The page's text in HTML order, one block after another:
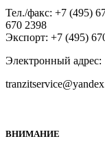
Тел./факс: +7 (495)
670 2398
Экспорт: +7 (495)
Электронный
ВНИМАНИЕ